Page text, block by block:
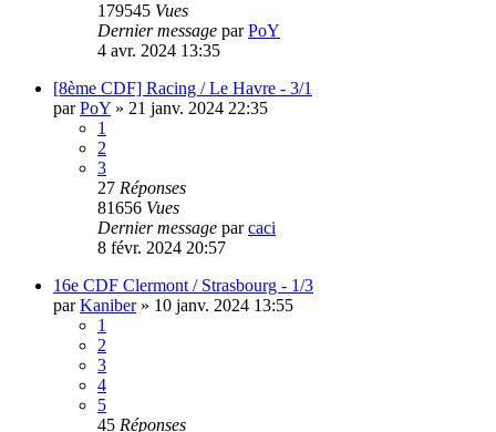
179545 Vues
Dernier message parPoY
4 avr. 2024 13:35
[8ème CDF] Racing / Le Havre - 3/1
parPoY » 21 janv. 2024 22:35
1
2
3
27 Réponses
81656 Vues
Dernier message parcaci
8 févr. 2024 20:57
16e CDF Clermont / Strasbourg - 1/3
parKaniber» 10 janv. 2024 13:55
1
2
3
4
5
45 Réponses